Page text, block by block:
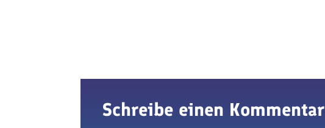
Schreibe einen Kommentar